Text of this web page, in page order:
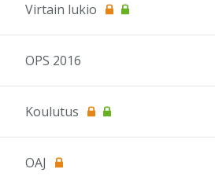
Virtain lukio
OPS 2016
Koulutus
OAJ